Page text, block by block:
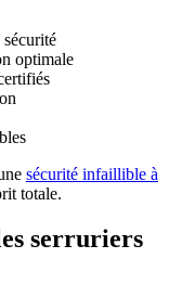
optimale
sécurité infaillible à
totale.
serruriers